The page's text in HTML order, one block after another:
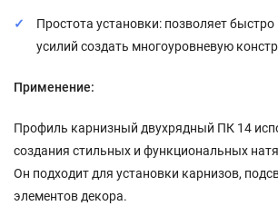
Простота установки: позволяет
усилий создать многоуровневую
Применение:
Профиль карнизный двухрядный ПК 14
создания стильных и функциональных
Он подходит для установки карнизов,
элементов декора.